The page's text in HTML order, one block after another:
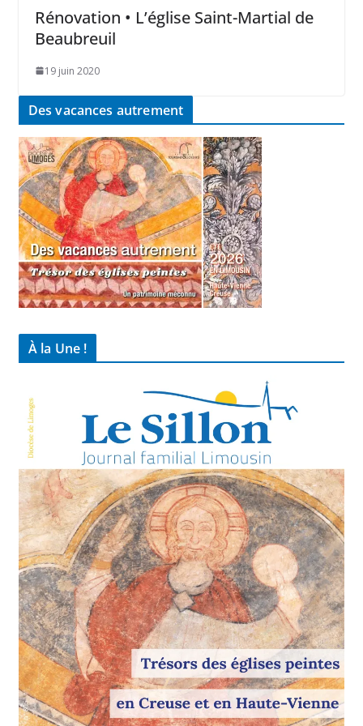
Rénovation • L’église Saint-Martial de
Beaubreuil
19 juin 2020
Des vacances autrement
À la Une !